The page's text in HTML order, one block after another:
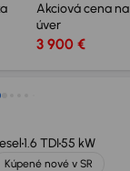
Akciová cena na
úver
3 900 €
1.6 TDI55 kW
Kúpené nové v SR